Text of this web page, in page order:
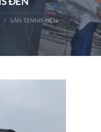
SÂN TENNIS ĐÈN